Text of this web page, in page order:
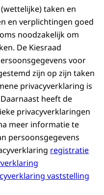
taken en
en verplichtingen goed
noodzakelijk om
De Kiesraad
voor
zijn op zijn taken
privacyverklaring is
heeft de
privacyverklaringen
meer informatie te
persoonsgegevens
registratie
vaststelling